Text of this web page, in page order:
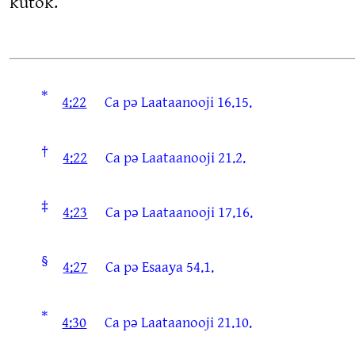
* 4:22 Ca pə Laataanooji 16.15.
† 4:22 Ca pə Laataanooji 21.2.
‡ 4:23 Ca pə Laataanooji 17.16.
§ 4:27 Ca pə Esaaya 54.1.
* 4:30 Ca pə Laataanooji 21.10.